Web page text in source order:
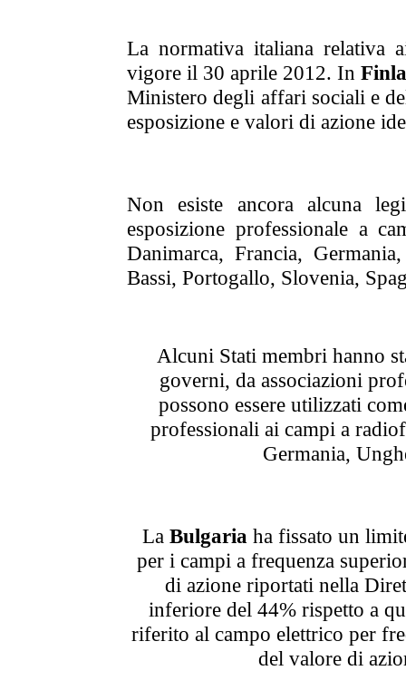
La normativa italiana
vigore il 30 aprile 2012. In
Ministero degli affari sociali e
esposizione e valori di azione
Non esiste ancora alcuna
esposizione professionale a
Danimarca, Francia,
Bassi, Portogallo, Slovenia,
Alcuni Stati membri hanno
governi, da associazioni
possono essere utilizzati
professionali ai campi a
Germania,
La Bulgaria ha fissato un
per i campi a frequenza
di azione riportati nella
inferiore del 44% rispetto a
riferito al campo elettrico per
del valore di